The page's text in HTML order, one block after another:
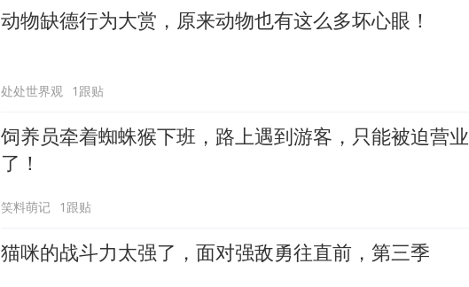
动物缺德行为大赏，原来动物也有这么多坏心眼！
处处世界观 1跟贴
饲养员牵着蜘蛛猴下班，路上遇到游客，只能被迫营业
了！
笑料萌记 1跟贴
猫咪的战斗力太强了，面对强敌勇往直前，第三季